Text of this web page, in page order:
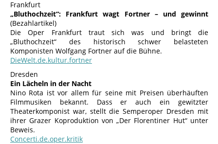
Frankfurt
„Bluthochzeit“: Frankfurt wagt Fortner – und gewinnt
(Bezahlartikel)
Die Oper Frankfurt traut sich was und bringt die
„Bluthochzeit“ des historisch schwer belasteten
Komponisten Wolfgang Fortner auf die Bühne.
DieWelt.de.kultur.fortner
Dresden
Ein Lächeln in der Nacht
Nino Rota ist vor allem für seine mit Preisen überhäuften
Filmmusiken bekannt. Dass er auch ein gewitzter
Theaterkomponist war, stellt die Semperoper Dresden mit
ihrer Grazer Koproduktion von „Der Florentiner Hut“ unter
Beweis.
Concerti.de.oper.kritik